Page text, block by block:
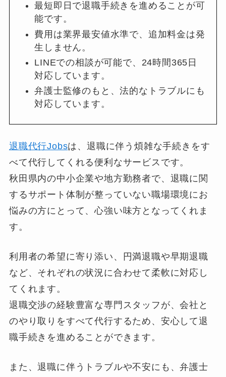
最短即日で退職手続きを進めることが可
能です。
費用は業界最安値水準で、追加料金は発
生しません。
LINEでの相談が可能で、24時間365日
対応しています。
弁護士監修のもと、法的なトラブルにも
対応しています。
退職代行Jobsは、退職に伴う煩雑な手続きをす
べて代行してくれる便利なサービスです。
秋田県内の中小企業や地方勤務者で、退職に関
するサポート体制が整っていない職場環境にお
悩みの方にとって、心強い味方となってくれま
す。
利用者の希望に寄り添い、円満退職や早期退職
など、それぞれの状況に合わせて柔軟に対応し
てくれます。
退職交渉の経験豊富な専門スタッフが、会社と
のやり取りをすべて代行するため、安心して退
職手続きを進めることができます。
また、退職に伴うトラブルや不安にも、弁護士